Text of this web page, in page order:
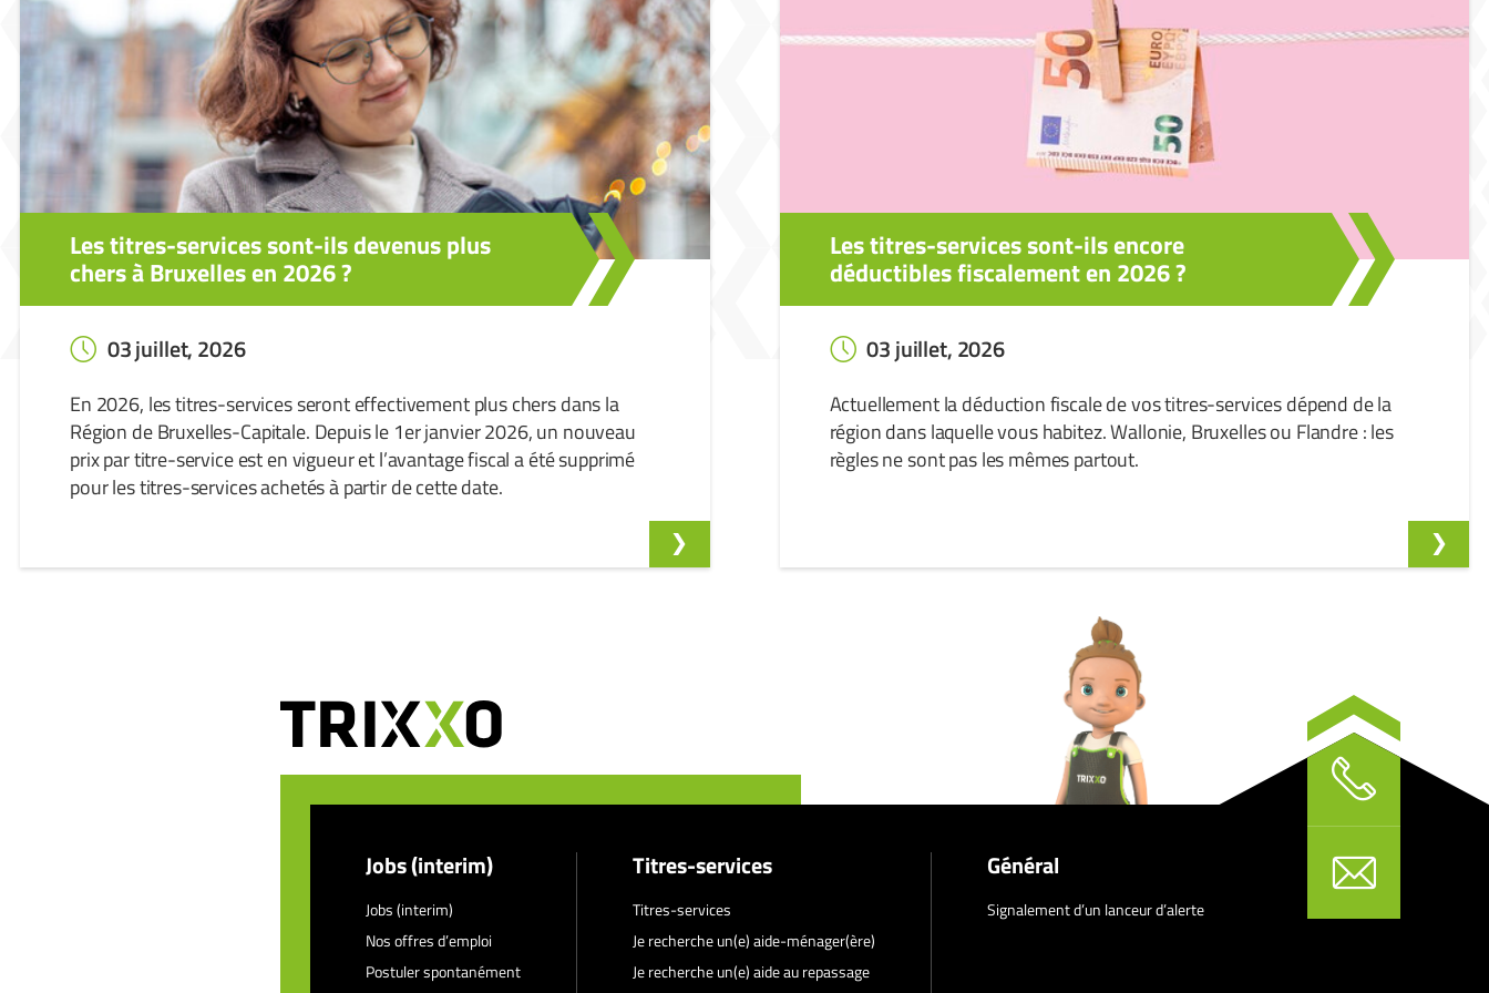
Les titres-services sont-ils devenus plus
chers à Bruxelles en 2026 ?
03 juillet, 2026
En 2026, les titres-services seront effectivement plus chers dans la
Région de Bruxelles-Capitale. Depuis le 1er janvier 2026, un nouveau
prix par titre-service est en vigueur et l’avantage fiscal a été supprimé
pour les titres-services achetés à partir de cette date.
Les titres-services sont-ils encore
déductibles fiscalement en 2026 ?
03 juillet, 2026
Actuellement la déduction fiscale de vos titres-services dépend de la
région dans laquelle vous habitez. Wallonie, Bruxelles ou Flandre : les
règles ne sont pas les mêmes partout.
Jobs (interim)
Jobs (interim)
Nos offres d’emploi
Postuler spontanément
Titres-services
Titres-services
Je recherche un(e) aide-ménager(ère)
Je recherche un(e) aide au repassage
Général
Signalement d’un lanceur d’alerte